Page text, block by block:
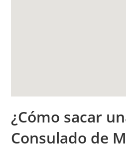
¿Cómo sacar
Consulado de